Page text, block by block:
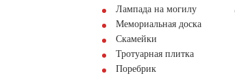
Лампада на могилу
Мемориальная доска
Скамейки
Тротуарная плитка
Поребрик